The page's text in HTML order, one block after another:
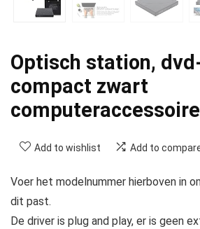
Optisch station,
compact zwart
Add to wishlist Add to
Voer het modelnummer hierboven in
dit past.
De driver is plug and play, er is geen